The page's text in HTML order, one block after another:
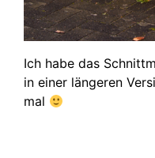
Ich habe das
in einer längeren
mal